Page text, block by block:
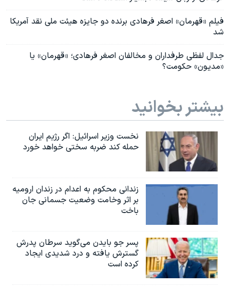
فیلم «قهرمان» اصغر فرهادی برنده دو جایزه هیئت ملی نقد آمریکا
شد
جدال لفظی طرفداران و مخالفان اصغر فرهادی؛ «قهرمان» یا
«مدیون» حکومت؟
بیشتر بخوانید
نخست وزیر اسرائيل: اگر رژیم ایران
حمله کند ضربه سختی خواهد خورد
زندانی محکوم به اعدام در زندان ارومیه
بر اثر وخامت وضعیت جسمانی جان
باخت
پسر جو بایدن می‌گوید سرطان پدرش
گسترش یافته و درد شدیدی ایجاد
کرده است